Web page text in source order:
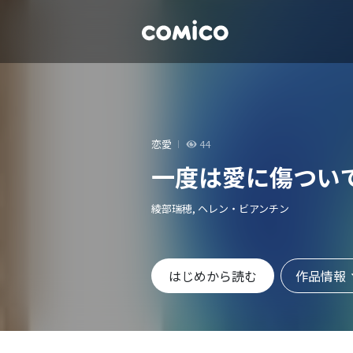
恋愛 44
一度は愛に傷つい
綾部瑞穂, ヘレン・ビアンチン
はじめから読む 作品情報